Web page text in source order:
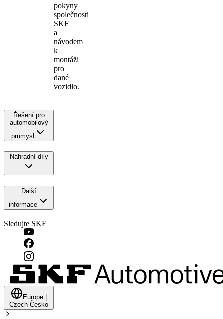
pokyny
společnosti
SKF
a
návodem
k
montáži
pro
dané
vozidlo.
Řešení pro
automobilový
průmysl
Náhradní díly
Další
informace
Sledujte SKF
Europe
Czech Česko